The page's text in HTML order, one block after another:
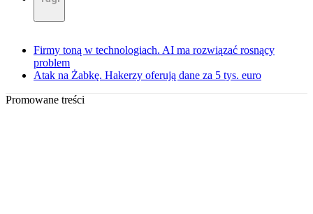
Firmy toną w technologiach. AI ma rozwiązać rosnący
problem
Atak na Żabkę. Hakerzy oferują dane za 5 tys. euro
Promowane treści